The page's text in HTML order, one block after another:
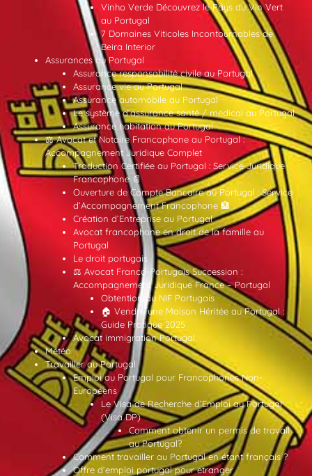
Vinho Verde Découvrez le Pays du Vin Vert
au Portugal
7 Domaines Viticoles Incontournables de
Beira Interior
Assurances au Portugal
Assurance responsabilité civile au Portugal
Assurance vie au Portugal
Assurance automobile au Portugal
Le système d’assurance santé / médical au Portugal
Assurance habitation au Portugal
⚖️ Avocat et Notaire Francophone au Portugal :
Accompagnement Juridique Complet
Traduction Certifiée au Portugal : Service Juridique
Francophone 📄
Ouverture de Compte Bancaire au Portugal : Service
d’Accompagnement Francophone 🏦
Création d’Entreprise au Portugal
Avocat francophone en droit de la famille au
Portugal
Le droit portugais
⚖️ Avocat Franco-Portugais Succession :
Accompagnement Juridique France – Portugal
Obtention du NIF Portugais
🏠 Vendre une Maison Héritée au Portugal :
Guide Pratique 2025
Avocat immigration Portugal
Météo
Travailler au Portugal
Emploi au Portugal pour Francophones Non-
Européens
Le Visa de Recherche d’Emploi au Portugal
(Visa DP)
Comment obtenir un permis de travail
au Portugal?
Comment travailler au Portugal en étant français ?
Offre d’emploi portugal pour etranger